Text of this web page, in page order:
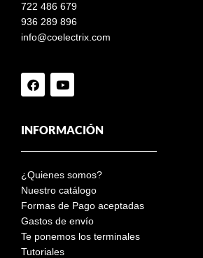
722 486 679
936 289 896
info@coelectrix.com
INFORMACIÓN
¿Quienes somos?
Nuestro catálogo
Formas de Pago aceptadas
Gastos de envío
Te ponemos los terminales
Tutoriales